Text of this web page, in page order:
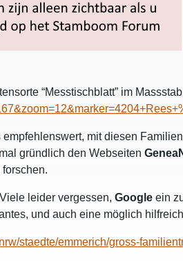
“Messtischblatt” im
empfehlenswert, mit diesen
gründlich den Webseiten
leider vergessen, Google ein
und auch eine möglich
staedte/emmerich/gross-